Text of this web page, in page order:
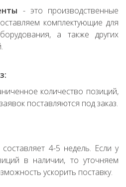
- это производственные
комплектующие для
а также других
количество позиций,
поставляются под заказ.
4-5 недель. Если у
в наличии, то уточняем
ускорить поставку.